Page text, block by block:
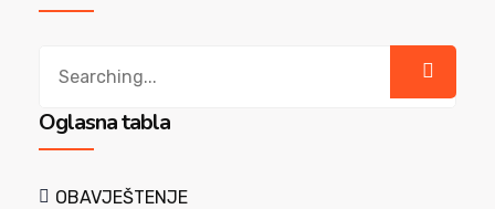
for:
Oglasna tabla
OBAVJEŠTENJE